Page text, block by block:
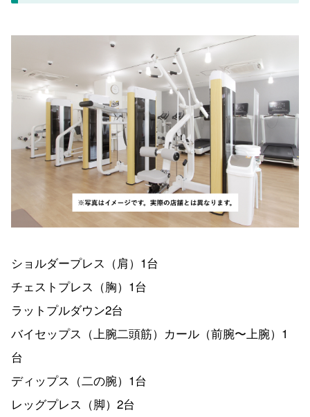
ショルダープレス（肩）1台
チェストプレス（胸）1台
ラットプルダウン2台
バイセップス（上腕二頭筋）カール（前腕〜上腕）1
台
ディップス（二の腕）1台
レッグプレス（脚）2台